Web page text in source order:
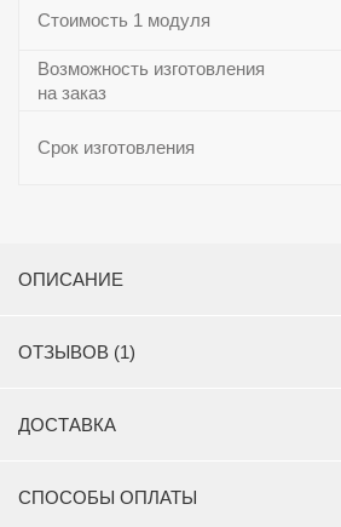
Стоимость 1 модуля
Возможность изготовления
на заказ
Срок изготовления
ОПИСАНИЕ
ОТЗЫВОВ (1)
ДОСТАВКА
СПОСОБЫ ОПЛАТЫ